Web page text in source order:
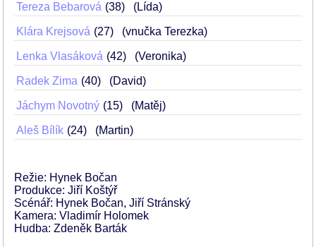
Tereza Bebarová 38 (Lída)
Klára Krejsová 27 (vnučka Terezka)
Lenka Vlasáková 42 (Veronika)
Radek Zima 40 (David)
Jáchym Novotný 15 (Matěj)
Aleš Bílík 24 (Martin)
Režie: Hynek Bočan
Produkce: Jiří Koštýř
Scénář: Hynek Bočan, Jiří Stránský
Kamera: Vladimír Holomek
Hudba: Zdeněk Barták